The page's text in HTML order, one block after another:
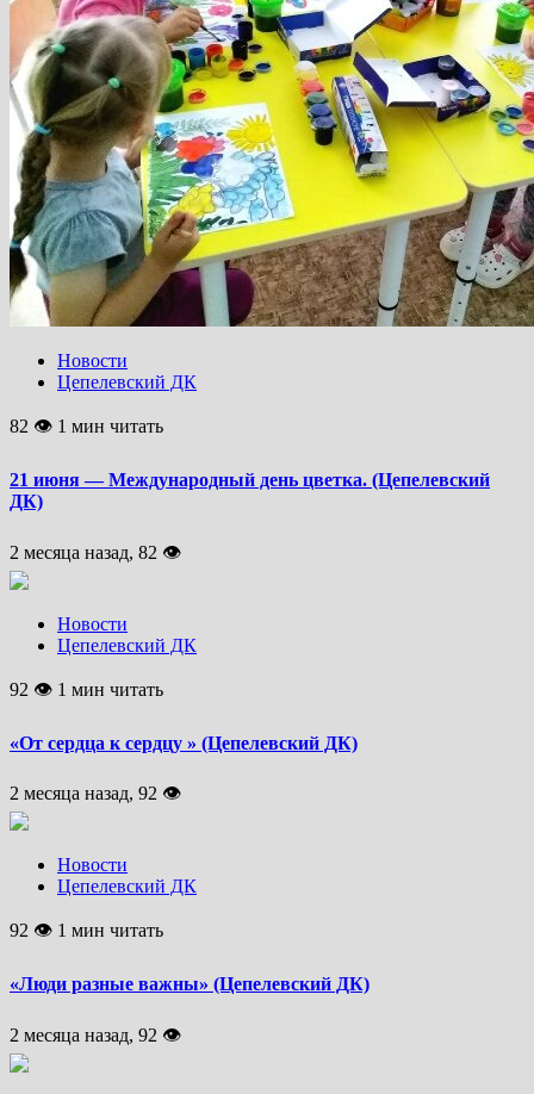
Новости
Цепелевский ДК
82 👁 1 мин читать
21 июня — Международный день цветка. (Цепелевский
ДК)
2 месяца назад, 82 👁
Новости
Цепелевский ДК
92 👁 1 мин читать
«От сердца к сердцу » (Цепелевский ДК)
2 месяца назад, 92 👁
Новости
Цепелевский ДК
92 👁 1 мин читать
«Люди разные важны» (Цепелевский ДК)
2 месяца назад, 92 👁